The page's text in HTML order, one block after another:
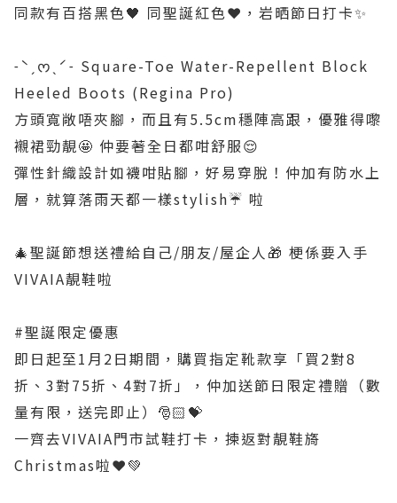
同款有百搭黑色🖤 同聖誕紅色❤️，岩晒節日打卡✨
˗ˋˏᰔˎˊ˗ Square-Toe Water-Repellent Block
Heeled Boots (Regina Pro)
方頭寬敞唔夾腳，而且有5.5cm穩陣高跟，優雅得嚟
襯裙勁靚🤩 仲要著全日都咁舒服😌
彈性針織設計如襪咁貼腳，好易穿脫！仲加有防水上
層，就算落雨天都一樣stylish☔️ 啦
🎄聖誕節想送禮給自己/朋友/屋企人🎁 梗係要入手
VIVAIA靚鞋啦
#聖誕限定優惠
即日起至1月2日期間，購買指定靴款享「買2對8
折、3對75折、4對7折」，仲加送節日限定禮贈（數
量有限，送完即止）🎅🏻💝
一齊去VIVAIA門市試鞋打卡，揀返對靚鞋旖
Christmas啦❤️💚